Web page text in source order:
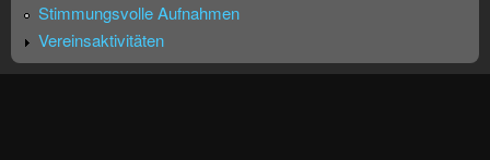
Stimmungsvolle Aufnahmen
Vereinsaktivitäten